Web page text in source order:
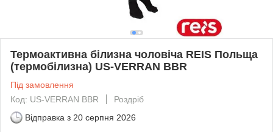
Термоактивна білизна чоловіча REIS Польща
(термобілизна) US-VERRAN BBR
Під замовлення
Код: US-VERRAN BBR
Роздріб
Відправка з 20 серпня 2026